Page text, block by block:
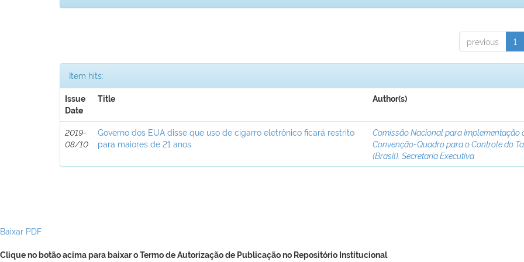
previous 1
Item hits:
Issue
Date
Title Author(s)
2019-
08/10
Governo dos EUA disse que uso de cigarro eletrônico ficará restrito
para maiores de 21 anos
Comissão Nacional para Implementação
Convenção-Quadro para o Controle do
(Brasil). Secretaria Executiva
Baixar PDF
Clique no botão acima para baixar o Termo de Autorização de Publicação no Repositório Institucional